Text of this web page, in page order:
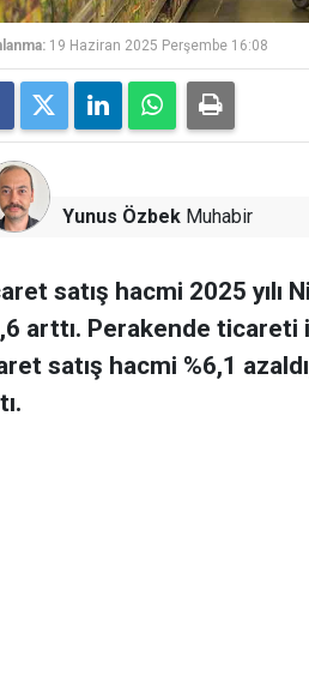
19 Haziran 2025 Perşembe 16:08
Yunus Özbek Muhabir
satış hacmi 2025 yılı
arttı. Perakende ticareti
satış hacmi %6,1